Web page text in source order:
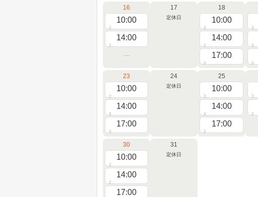
16
10:00
3
14:00
2
17
定休日
18
10:00
3
14:00
2
17:00
3
3
3
3
23
10:00
2
14:00
3
17:00
3
24
定休日
25
10:00
3
14:00
3
17:00
2
3
2
30
10:00
2
14:00
2
17:00
31
定休日